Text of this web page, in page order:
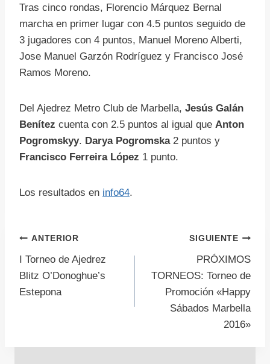
Tras cinco rondas, Florencio Márquez Bernal
marcha en primer lugar con 4.5 puntos seguido de
3 jugadores con 4 puntos, Manuel Moreno Alberti,
Jose Manuel Garzón Rodríguez y Francisco José
Ramos Moreno.
Del Ajedrez Metro Club de Marbella, Jesús Galán
Benítez cuenta con 2.5 puntos al igual que Anton
Pogromskyy. Darya Pogromska2 puntos y
Francisco Ferreira López 1 punto.
Los resultados en info64.
Navegación
de
ANTERIOR
I Torneo de Ajedrez
Blitz O’Donoghue’s
Estepona
SIGUIENTE
PRÓXIMOS
TORNEOS: Torneo de
Promoción «Happy
Sábados Marbella
2016»